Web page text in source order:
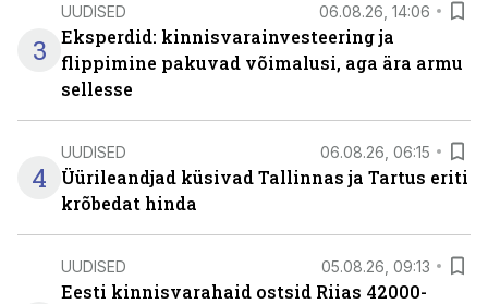
3
UUDISED 06.08.26, 14:06
Eksperdid: kinnisvarainvesteering ja
flippimine pakuvad võimalusi, aga ära armu
sellesse
4
UUDISED 06.08.26, 06:15
Üürileandjad küsivad Tallinnas ja Tartus eriti
krõbedat hinda
UUDISED 05.08.26, 09:13
Eesti kinnisvarahaid ostsid Riias 42000-